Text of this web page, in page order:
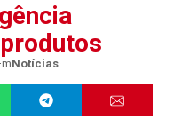
Notícias